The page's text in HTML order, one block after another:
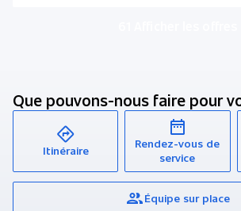
Que pouvons-nous faire pour
Itinéraire
Rendez-vous de
service
Équipe sur place